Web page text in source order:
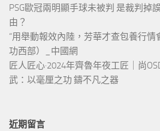
PSG歐冠兩明顯手球未被判 是裁判掉
由？
“用舉動報效內陸，芳華才查包養行情
功西部）_中國網
匠人匠心·2024年齊魯年夜工匠｜尚
武：以毫厘之功 鑄不凡之器
近期留言